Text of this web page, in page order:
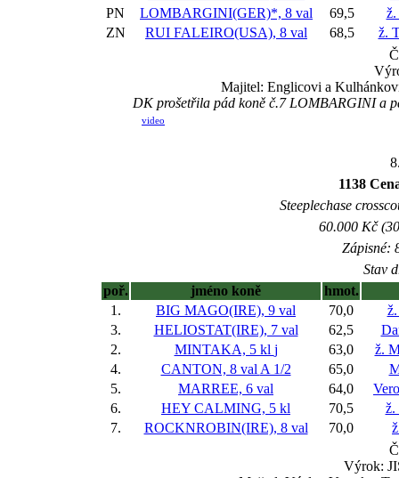
PN
LOMBARGINI(GER)*, 8 val 69,5
ž.
ZN
RUI FALEIRO(USA), 8 val 68,5
ž.
Majitel: Englicovi a
DK prošetřila pád koně č.7 LOMBARGINI a
video
1138
Steeplechase
60.000 Kč
Zápisné:
Stav
poř.
jméno koně
hmot.
1.
BIG MAGO(IRE), 9 val 70,0
3.
HELIOSTAT(IRE), 7 val 62,5
2.
MINTAKA, 5 kl j 63,0
ž.
4.
CANTON, 8 val A 1/2 65,0
5.
MARREE, 6 val 64,0
6.
HEY CALMING, 5 kl 70,5
ž.
7.
ROCKNROBIN(IRE), 8 val 70,0
Výrok: